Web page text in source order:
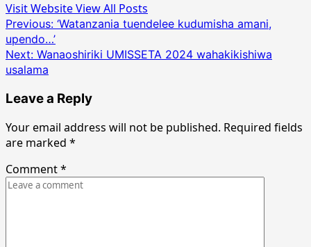
Visit WebsiteView All Posts
Post
navigation
Previous: ‘Watanzania tuendelee kudumisha amani,
upendo…’
Next: Wanaoshiriki UMISSETA 2024 wahakikishiwa
usalama
Leave a Reply
Your email address will not be published. Required fields
are marked *
Comment*